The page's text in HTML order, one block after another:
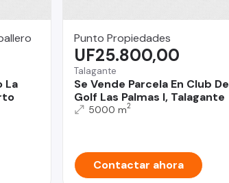
La
Punto Propiedades
Talagante
Se Vende Parcela En Club De
Golf Las Palmas I, Talagante
UF25.800,00
5000 m2
Contactar ahora